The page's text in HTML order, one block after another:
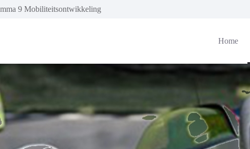
9 Mobiliteitsontwikkeling
Home